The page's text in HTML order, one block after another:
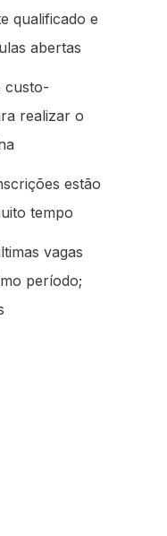
qualificado e
abertas
custo-
realizar o
estão
tempo
vagas
período;